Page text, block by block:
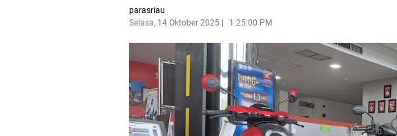
parasriau
Selasa, 14 Oktober 2025
1:25:00 PM